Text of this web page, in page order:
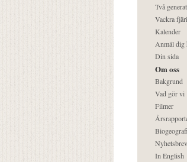
Två
Vackra
Kalender
Anmäl dig
Din sida
Om oss
Bakgrund
Vad gör vi
Filmer
Nyhetsbrev
In English